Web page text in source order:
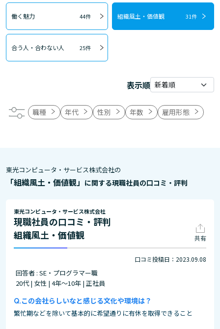
働く魅力 44件 組織風土・価値観 31件
合う人・合わない人 25件
表示順
職種 年代 性別 年数 雇用形態
東光コンピュータ・サービス株式会社の
「組織風土・価値観」 に関する現職社員の口コミ・評判
東光コンピュータ・サービス株式会社
現職社員の口コミ・評判
組織風土・価値観
共有
口コミ投稿日：2023.09.08
回答者 : SE・プログラマー職
20代 | 女性 | 4年～10年 | 正社員
この会社らしいなと感じる文化や環境は？
繁忙期などを除いて基本的に希望通りに有休を取得できること